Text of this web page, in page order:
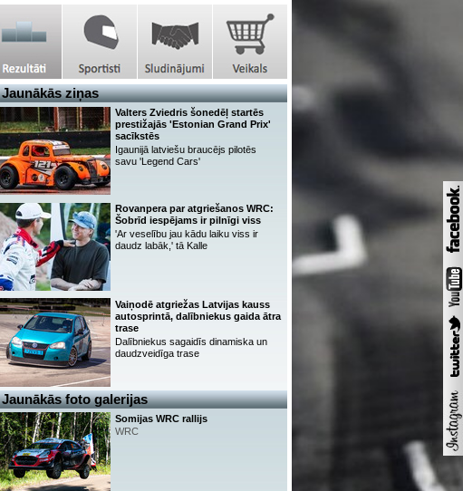
Jaunākās ziņas
Valters Zviedris šonedēļ startēs
prestižajās 'Estonian Grand Prix'
sacīkstēs
Igaunijā latviešu braucējs pilotēs
savu 'Legend Cars'
Rovanpera par atgriešanos WRC:
Šobrīd iespējams ir pilnīgi viss
'Ar veselību jau kādu laiku viss ir
daudz labāk,' tā Kalle
Vaiņodē atgriežas Latvijas kauss
autosprintā, dalībniekus gaida ātra
trase
Dalībniekus sagaidīs dinamiska un
daudzveidīga trase
Jaunākās foto galerijas
Somijas WRC rallijs
WRC